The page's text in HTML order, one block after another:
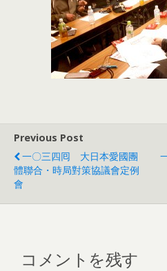
Previous Post
一〇三四囘 大日本愛國團
體聯合・時局對策協議會定例
會
コメントを残す